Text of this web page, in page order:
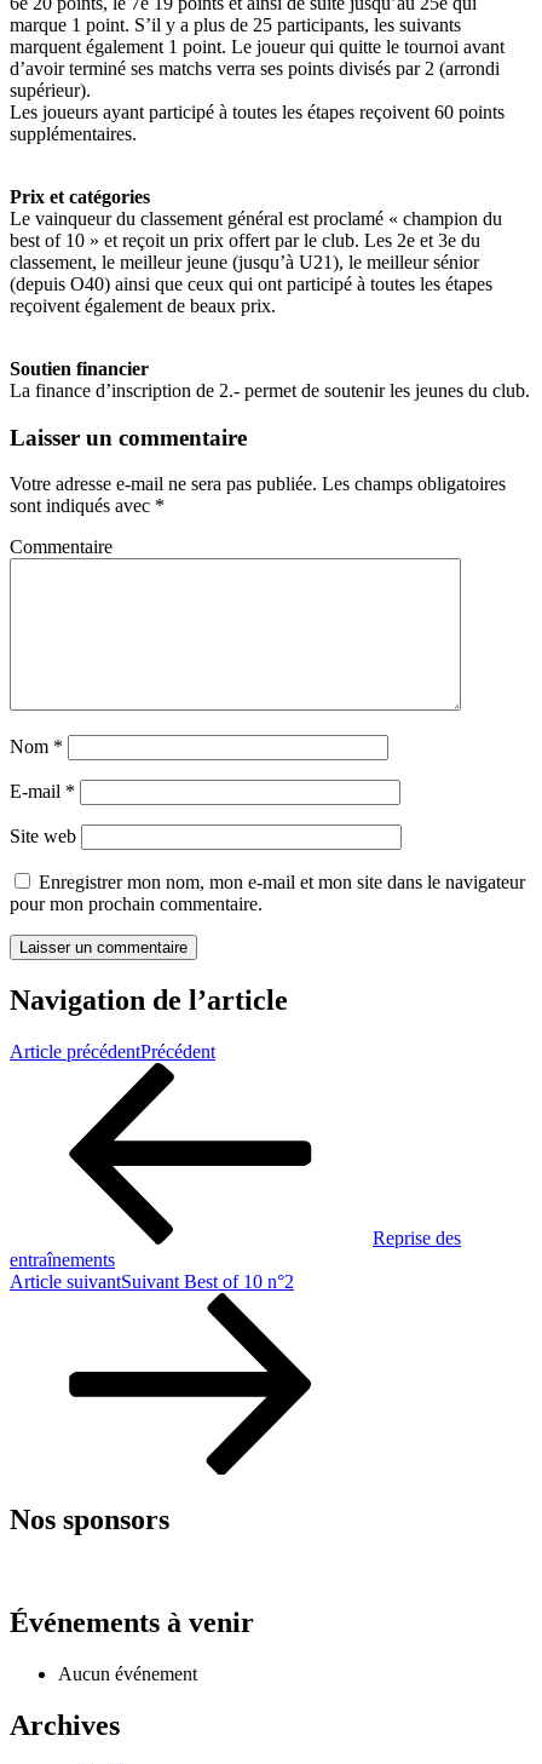
marque 1 point. S’il y a plus de 25 participants, les suivants
marquent également 1 point. Le joueur qui quitte le tournoi avant
d’avoir terminé ses matchs verra ses points divisés par 2 (arrondi
supérieur).
Les joueurs ayant participé à toutes les étapes reçoivent 60 points
supplémentaires.
Prix et catégories
Le vainqueur du classement général est proclamé « champion du
best of 10 » et reçoit un prix offert par le club. Les 2e et 3e du
classement, le meilleur jeune (jusqu’à U21), le meilleur sénior
(depuis O40) ainsi que ceux qui ont participé à toutes les étapes
reçoivent également de beaux prix.
Soutien financier
La finance d’inscription de 2.- permet de soutenir les jeunes du club.
Laisser un commentaire
Votre adresse e-mail ne sera pas publiée. Les champs obligatoires
sont indiqués avec *
Commentaire
Nom *
E-mail *
Site web
Enregistrer mon nom, mon e-mail et mon site dans le navigateur
pour mon prochain commentaire.
Navigation de l’article
Article précédentPrécédent
Reprise des
entraînements
Article suivantSuivant Best of 10 n°2
Nos sponsors
Événements à venir
Aucun événement
Archives